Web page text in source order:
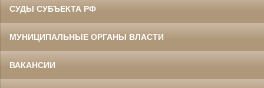
СУДЫ СУБЪЕКТА РФ
МУНИЦИПАЛЬНЫЕ ОРГАНЫ ВЛАСТИ
ВАКАНСИИ